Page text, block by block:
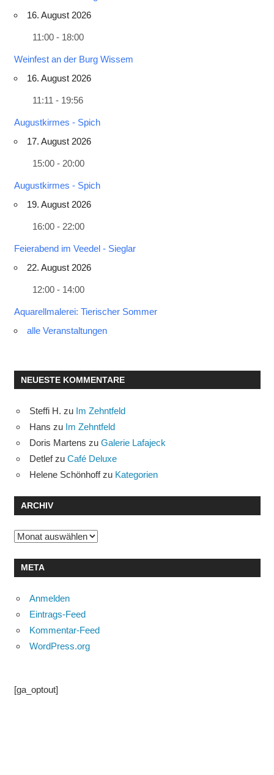
16. August 2026
11:00 - 18:00
Weinfest an der Burg Wissem
16. August 2026
11:11 - 19:56
Augustkirmes - Spich
17. August 2026
15:00 - 20:00
Augustkirmes - Spich
19. August 2026
16:00 - 22:00
Feierabend im Veedel - Sieglar
22. August 2026
12:00 - 14:00
Aquarellmalerei: Tierischer Sommer
alle Veranstaltungen
NEUESTE KOMMENTARE
Steffi H. zu Im Zehntfeld
Hans zu Im Zehntfeld
Doris Martens zu Galerie Lafajeck
Detlefzu Café Deluxe
Helene Schönhoffzu Kategorien
ARCHIV
Archiv
META
Anmelden
Eintrags-Feed
Kommentar-Feed
WordPress.org
[ga_optout]